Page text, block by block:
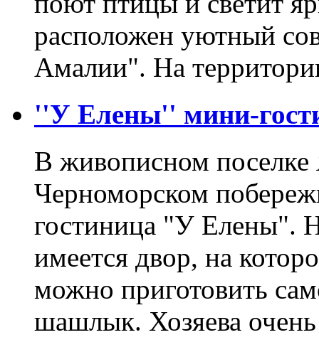
расположен уютный
Амалии". На
''У Елены'' мини-
В живописном поселке
Черноморском
гостиница "У Елены".
имеется двор, на
можно приготовить
шашлык. Хозяева